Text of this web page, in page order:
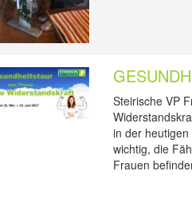
Steirische VP
in der
wichtig, die
Frauen